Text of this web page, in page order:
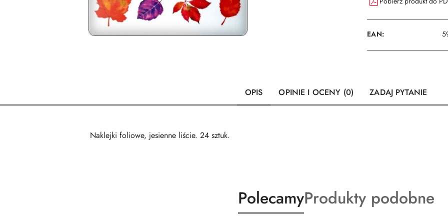
EAN:
OPIS OPINIE I OCENY (0) ZADAJ PYTANIE
Naklejki foliowe, jesienne liście. 24 sztuk.
Produkty
o
PolecamyProdukty
o
Produkty podobne